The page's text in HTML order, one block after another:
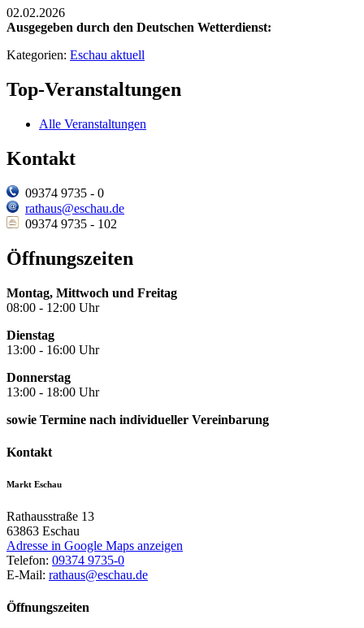
02.02.2026
Ausgegeben durch den Deutschen Wetterdienst:
Kategorien: Eschau aktuell
Top-Veranstaltungen
Alle Veranstaltungen
Kontakt
09374 9735 - 0
rathaus@eschau.de
09374 9735 - 102
Öffnungszeiten
Montag, Mittwoch und Freitag
08:00 - 12:00 Uhr
Dienstag
13:00 - 16:00 Uhr
Donnerstag
13:00 - 18:00 Uhr
sowie Termine nach individueller Vereinbarung
Kontakt
Markt Eschau
Rathausstraße 13
63863 Eschau
Adresse in Google Maps anzeigen
Telefon: 09374 9735-0
E-Mail: rathaus@eschau.de
Öffnungszeiten